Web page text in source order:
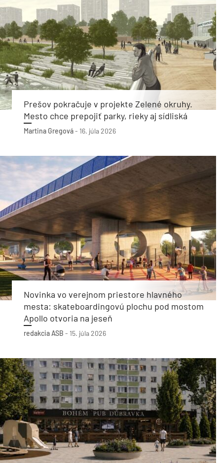
Prešov pokračuje v projekte Zelené okruhy.
Mesto chce prepojiť parky, rieky aj sídliská
Martina Gregová- 16. júla 2026
Novinka vo verejnom priestore hlavného
mesta: skateboardingovú plochu pod mostom
Apollo otvoria na jeseň
redakcia ASB - 15. júla 2026